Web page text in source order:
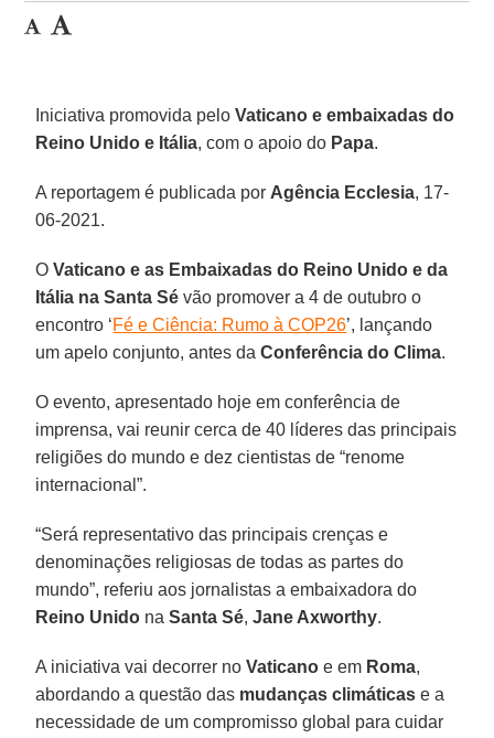
Iniciativa promovida peloVaticano e embaixadas do
Reino Unido e Itália, com o apoio do Papa.
A reportagem é publicada por Agência Ecclesia, 17-
06-2021.
OVaticano e as Embaixadas do Reino Unido e da
Itália na Santa Sé vão promover a 4 de outubro o
encontro ‘Fé e Ciência: Rumo à COP26’, lançando
um apelo conjunto, antes daConferência do Clima.
O evento, apresentado hoje em conferência de
imprensa, vai reunir cerca de 40 líderes das principais
religiões do mundo e dez cientistas de “renome
internacional”.
“Será representativo das principais crenças e
denominações religiosas de todas as partes do
mundo”, referiu aos jornalistas a embaixadora do
Reino Unido naSanta Sé,Jane Axworthy.
A iniciativa vai decorrer noVaticano e em Roma,
abordando a questão das mudanças climáticas e a
necessidade de um compromisso global para cuidar